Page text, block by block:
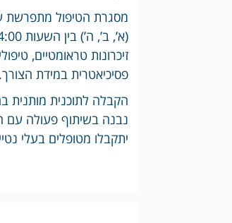
מסגרת הטיפול מתפרשת
זיכרונות טראומטיים,
פסיכיאטרית במידת הצורך.
הקבלה לתוכנית מותנית
נבנה בשיתוף פעולה עם
יתקבלו מטופלים בעלי